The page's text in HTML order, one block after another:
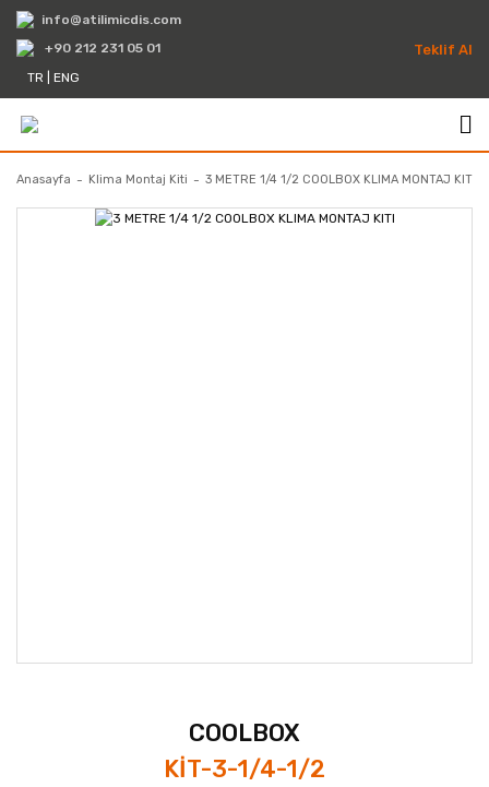
info@atilimicdis.com
+90 212 231 05 01
TR
ENG
Teklif Al
Anasayfa Klima Montaj Kiti 3 METRE 1/4 1/2 COOLBOX KLIMA MONTAJ KITI
COOLBOX
KİT-3-1/4-1/2